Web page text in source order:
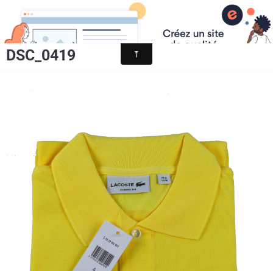
Chris et Jean - Paul Boutique
la boutique aux opportunités
DSC_0419